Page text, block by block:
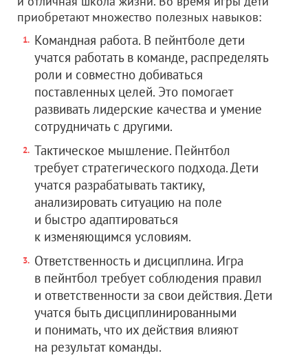
приобретают множество полезных навыков:
Командная работа. В пейнтболе дети
учатся работать в команде, распределять
роли и совместно добиваться
поставленных целей. Это помогает
развивать лидерские качества и умение
сотрудничать с другими.
Тактическое мышление. Пейнтбол
требует стратегического подхода. Дети
учатся разрабатывать тактику,
анализировать ситуацию на поле
и быстро адаптироваться
к изменяющимся условиям.
Ответственность и дисциплина. Игра
в пейнтбол требует соблюдения правил
и ответственности за свои действия. Дети
учатся быть дисциплинированными
и понимать, что их действия влияют
на результат команды.